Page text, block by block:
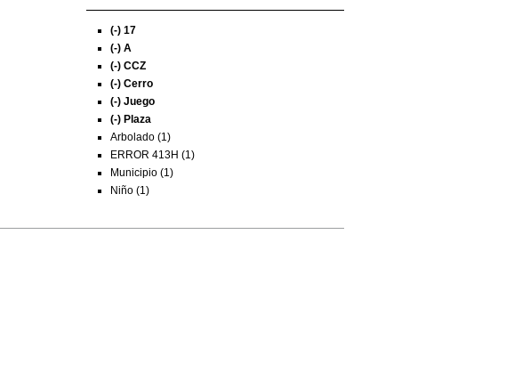
(-) 17
(-) A
(-) CCZ
(-) Cerro
(-) Juego
(-) Plaza
Arbolado (1)
ERROR 413H (1)
Municipio (1)
Niño (1)